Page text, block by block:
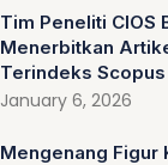
Tim Peneliti CIOS
Menerbitkan
Terindeks Scopus
January 6, 2026
Mengenang Figur